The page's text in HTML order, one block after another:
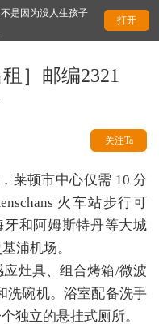
是因为没人生孩子 荷
打开
］邮编2321
关注Ta
莱顿市中心仅需 10 分
火车站步行可
和阿姆斯特丹等大城
浦机场。
灶具、组合烤箱/微波
洗碗机。浴室配备洗手
独立的悬挂式厕所。